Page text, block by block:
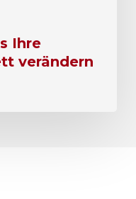
Ihre
verändern